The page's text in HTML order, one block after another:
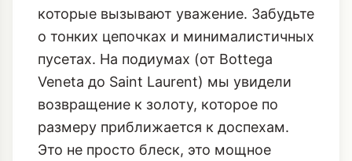
которые вызывают уважение. Забудьте
о тонких цепочках и минималистичных
пусетах. На подиумах (от Bottega
Veneta до Saint Laurent) мы увидели
возвращение к золоту, которое по
размеру приближается к доспехам.
Это не просто блеск, это мощное